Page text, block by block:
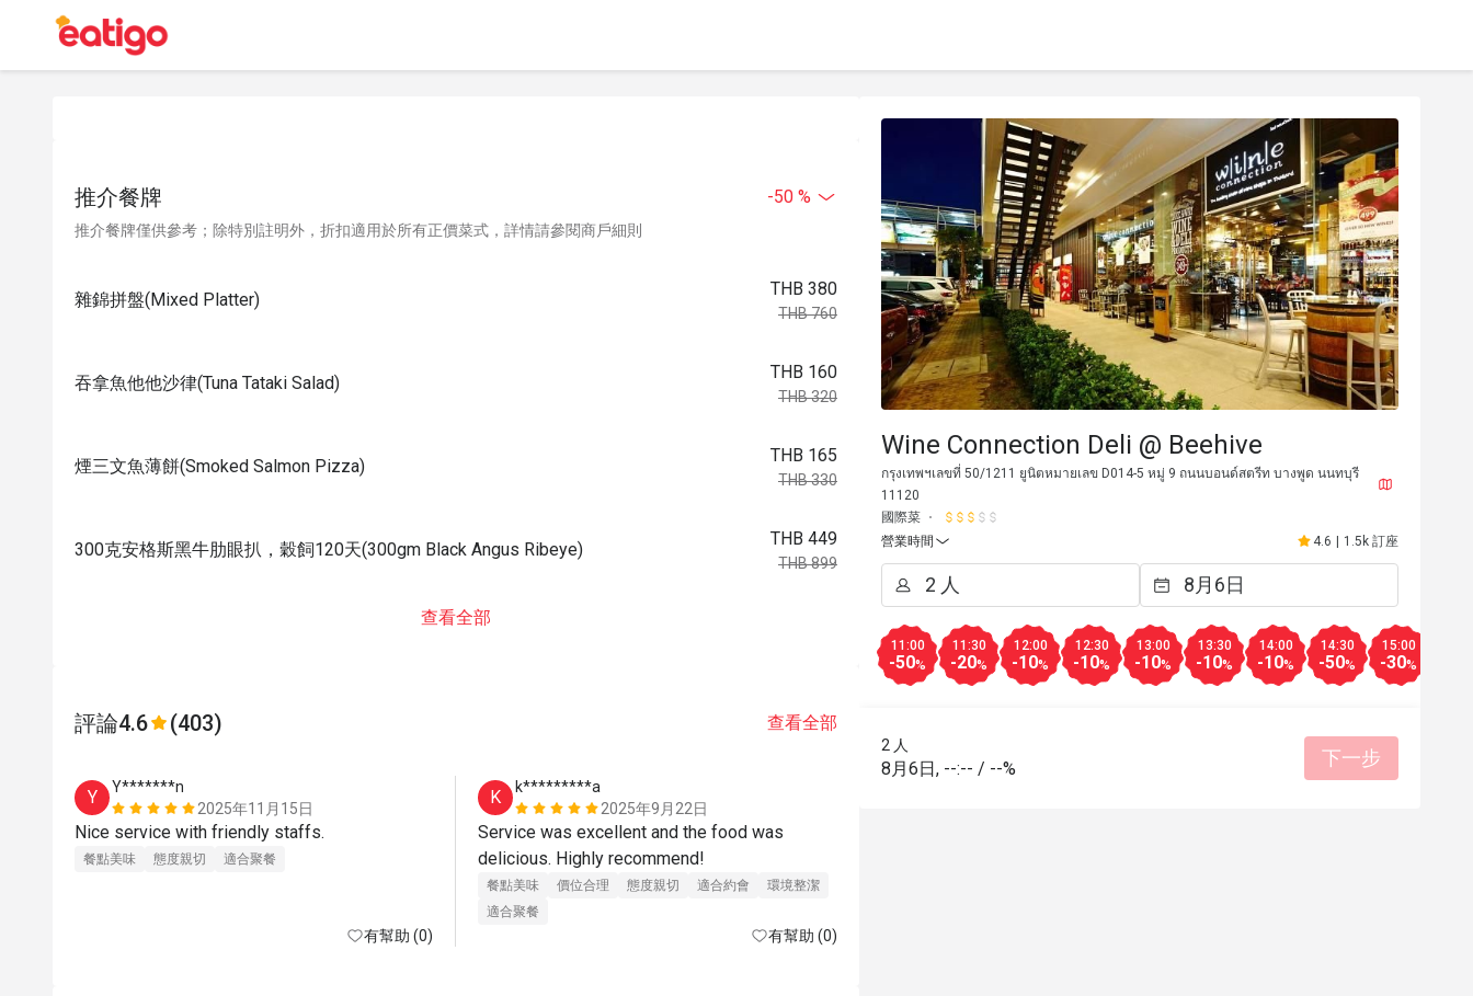
推介餐牌 -50 %
推介餐牌僅供參考；除特別註明外，折扣適用於所有正價菜式，詳情請參閱商戶細則
雜錦拼盤(Mixed Platter)
THB 380
THB 760
吞拿魚他他沙律(Tuna Tataki Salad)
THB 160
THB 320
煙三文魚薄餅(Smoked Salmon Pizza)
THB 165
THB 330
300克安格斯黑牛肋眼扒，穀飼120天(300gm Black Angus Ribeye)
THB 449
THB 899
查看全部
評論4.6 (403) 查看全部
Y
Y*******n
2025年11月15日
Nice service with friendly staffs.
餐點美味 態度親切 適合聚餐
有幫助 (0)
K
k*********a
2025年9月22日
Service was excellent and the food was
餐點美味 價位合理 態度親切 適合約會
環境整潔
適合聚餐
有幫助 (0)
Wine Connection Deli @ Beehive
กรุงเทพฯเลขที่ 50/1211 ยูนิตหมายเลข D014-5 หมู่ 9 ถนนบอนด์สตรีท บางพูด นนทบุรี
11120
國際菜
營業時間
4.6 | 1.5k 訂座
11:00
-50%
11:30
-20%
12:00
-10%
12:30
-10%
13:00
-10%
13:30
-10%
14:00
-10%
14:30
-50%
15:00
-30%
2 人
8月6日, --:-- / --% 下一步